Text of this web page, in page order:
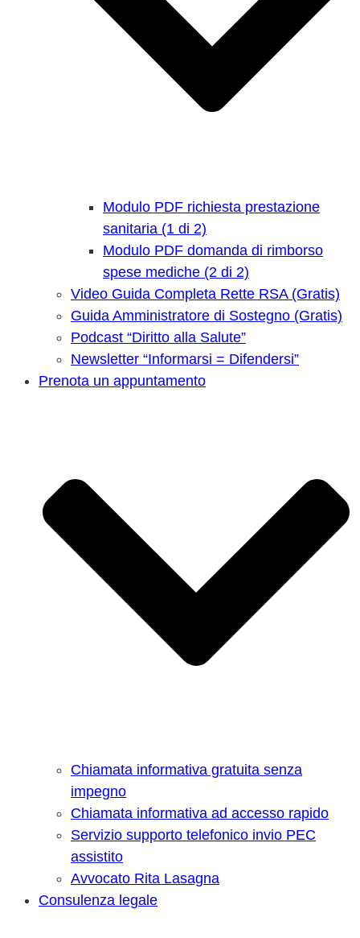
Modulo PDF richiesta prestazione
sanitaria (1 di 2)
Modulo PDF domanda di rimborso
spese mediche (2 di 2)
Video Guida Completa Rette RSA (Gratis)
Guida Amministratore di Sostegno (Gratis)
Podcast “Diritto alla Salute”
Newsletter “Informarsi = Difendersi”
Prenota un appuntamento
Chiamata informativa gratuita senza
impegno
Chiamata informativa ad accesso rapido
Servizio supporto telefonico invio PEC
assistito
Avvocato Rita Lasagna
Consulenza legale